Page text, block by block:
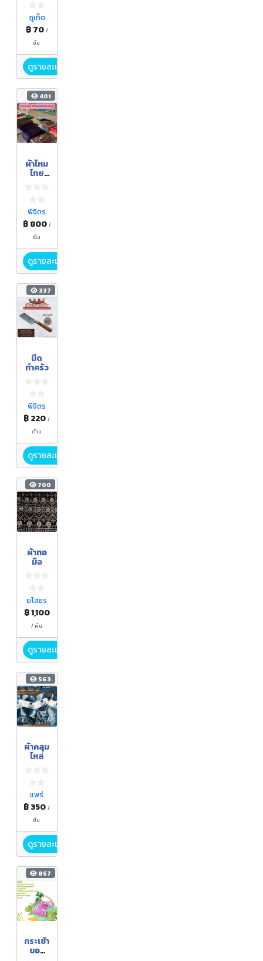
ภูเก็ต
฿ 70 /
ชิ้น
ดูรายละเอียด
401
ผ้าไหม
ไทย
หมี่
พิจิตร
฿ 800 /
ผืน
ดูรายละเอียด
337
มีด
ทำครัว
พิจิตร
฿ 220/
ด้าม
ดูรายละเอียด
700
ผ้าทอ
มือ
ยโสธร
฿ 1,100
/ ผืน
ดูรายละเอียด
563
ผ้าคลุม
ไหล่
แพร่
฿ 350/
ชิ้น
ดูรายละเอียด
857
กระเช้า
ของ